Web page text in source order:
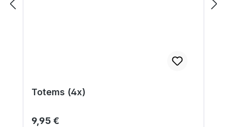
Totems (4x)
Regulärer Preis:
9,95 €